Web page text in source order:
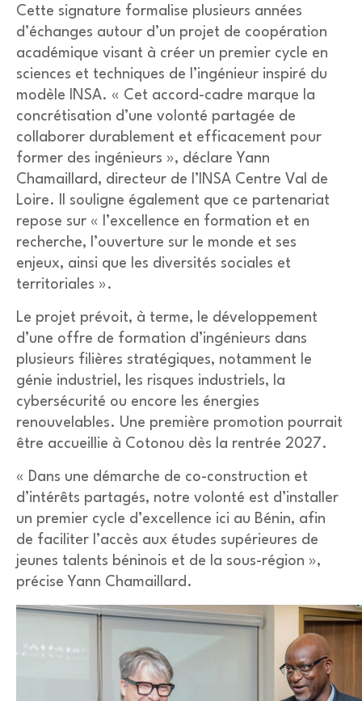
Cette signature formalise plusieurs années
d’échanges autour d’un projet de coopération
académique visant à créer un premier cycle en
sciences et techniques de l’ingénieur inspiré du
modèle INSA. « Cet accord-cadre marque la
concrétisation d’une volonté partagée de
collaborer durablement et efficacement pour
former des ingénieurs », déclare Yann
Chamaillard, directeur de l’INSA Centre Val de
Loire. Il souligne également que ce partenariat
repose sur « l’excellence en formation et en
recherche, l’ouverture sur le monde et ses
enjeux, ainsi que les diversités sociales et
territoriales ».
Le projet prévoit, à terme, le développement
d’une offre de formation d’ingénieurs dans
plusieurs filières stratégiques, notamment le
génie industriel, les risques industriels, la
cybersécurité ou encore les énergies
renouvelables. Une première promotion pourrait
être accueillie à Cotonou dès la rentrée 2027.
« Dans une démarche de co-construction et
d’intérêts partagés, notre volonté est d’installer
un premier cycle d’excellence ici au Bénin, afin
de faciliter l’accès aux études supérieures de
jeunes talents béninois et de la sous-région »,
précise Yann Chamaillard.